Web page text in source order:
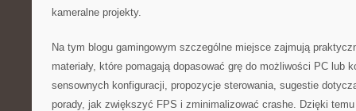
kameralne projekty.
Na tym blogu gamingowym szczególne miejsce zajmują
materiały, które pomagają dopasować grę do możliwości PC lub
sensownych konfiguracji, propozycje sterowania, sugestie
porady, jak zwiększyć FPS i zminimalizować crashe. Dzięki